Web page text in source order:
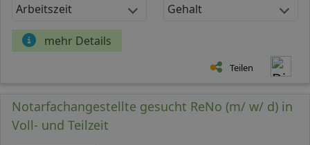
Arbeitszeit Gehalt
mehr Details
Teilen
Notarfachangestellte gesucht ReNo (m/ w/ d) in
Voll- und Teilzeit